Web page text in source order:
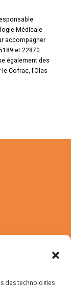
des technologies
Médicale
accompagner
et 22870
également des
Cofrac, l’Olas